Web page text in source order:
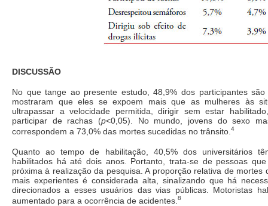
DISCUSSÃO
No que tange ao presente estudo, 48,9% dos participantes
mostraram que eles se expoem mais que as mulheres às
ultrapassar a velocidade permitida, dirigir sem estar
participar de rachas (p<0,05). No mundo, jovens do sexo
correspondem a 73,0% das mortes sucedidas no trânsito. 4
Quanto ao tempo de habilitação, 40,5% dos universitários
habilitados há até dois anos. Portanto, trata-se de pessoas
próxima à realização da pesquisa. A proporção relativa de
mais experientes é considerada alta, sinalizando que há
direcionados a esses usuários das vias públicas. Motoristas
aumentado para a ocorrência de acidentes. 8